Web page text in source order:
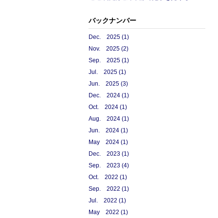
バックナンバー
Dec. 2025 (1)
Nov. 2025 (2)
Sep. 2025 (1)
Jul. 2025 (1)
Jun. 2025 (3)
Dec. 2024 (1)
Oct. 2024 (1)
Aug. 2024 (1)
Jun. 2024 (1)
May 2024 (1)
Dec. 2023 (1)
Sep. 2023 (4)
Oct. 2022 (1)
Sep. 2022 (1)
Jul. 2022 (1)
May 2022 (1)